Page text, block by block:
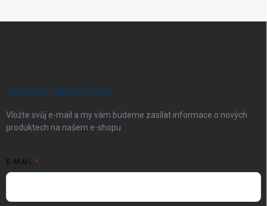
ODEBÍRAT NEWSLETTER
Vložte svůj e-mail a my vám budeme zasílat informace o nových
produktech na našem e-shopu.
E-MAIL